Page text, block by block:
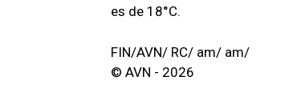
es de 18°C.
FIN/AVN/ RC/ am/ am/
© AVN - 2026